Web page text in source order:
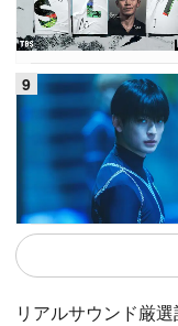
リアルサウンド厳